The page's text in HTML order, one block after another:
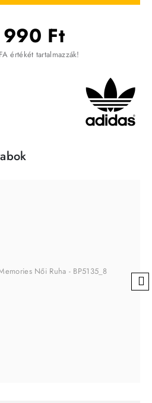
Ft
értékét tartalmazzák!
Női Ruha - BP5135_8